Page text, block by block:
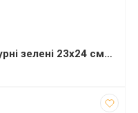
Рушники паперові макулатурні зелені 23х24 см Економ V-складка 160 штук